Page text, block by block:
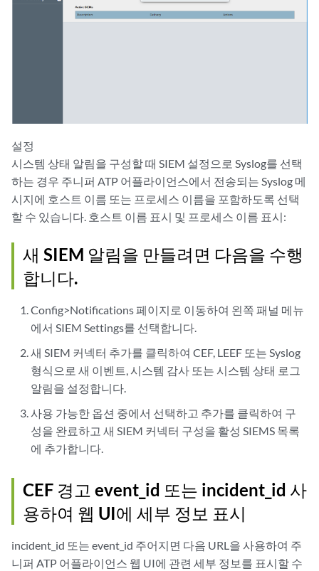
설정
시스템 상태 알림을 구성할 때 SIEM 설정으로 Syslog를 선택
하는 경우 주니퍼 ATP 어플라이언스에서 전송되는 Syslog 메
시지에 호스트 이름 또는 프로세스 이름을 포함하도록 선택
할 수 있습니다. 호스트 이름 표시 및 프로세스 이름 표시:
새 SIEM 알림을 만들려면 다음을 수행
합니다.
Config>Notifications 페이지로 이동하여 왼쪽 패널 메뉴
에서 SIEM Settings를 선택합니다.
새 SIEM 커넥터 추가를 클릭하여 CEF, LEEF 또는 Syslog
형식으로 새 이벤트, 시스템 감사 또는 시스템 상태 로그
알림을 설정합니다.
사용 가능한 옵션 중에서 선택하고 추가를 클릭하여 구
성을 완료하고 새 SIEM 커넥터 구성을 활성 SIEMS 목록
에 추가합니다.
CEF 경고 event_id 또는 incident_id 사
용하여 웹 UI에 세부 정보 표시
incident_id 또는 event_id 주어지면 다음 URL을 사용하여 주
니퍼 ATP 어플라이언스 웹 UI에 관련 세부 정보를 표시할 수